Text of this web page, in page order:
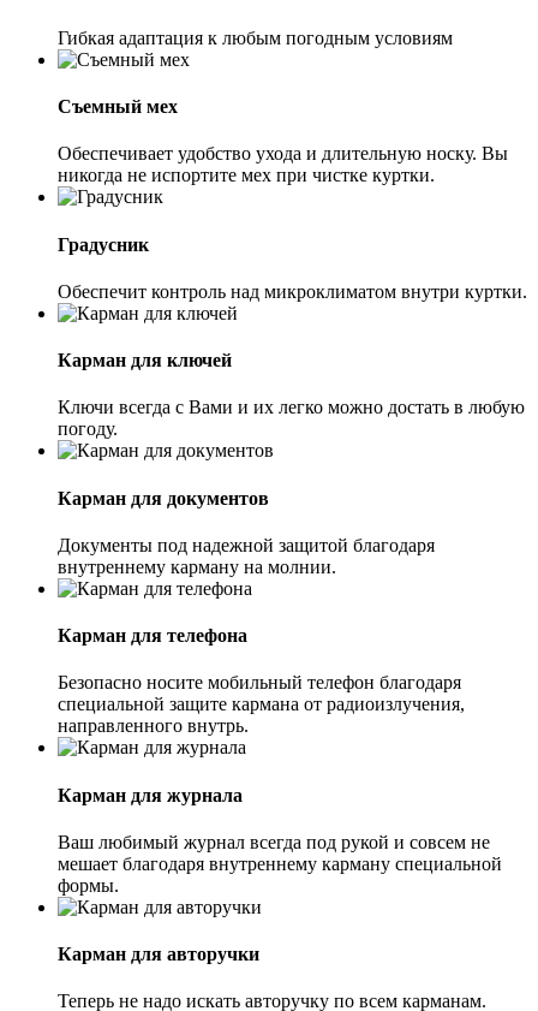
Гибкая адаптация к любым погодным условиям
Съемный мех
Обеспечивает удобство ухода и длительную носку. Вы
никогда не испортите мех при чистке куртки.
Градусник
Обеспечит контроль над микроклиматом внутри куртки.
Карман для ключей
Ключи всегда с Вами и их легко можно достать в любую
погоду.
Карман для документов
Документы под надежной защитой благодаря
внутреннему карману на молнии.
Карман для телефона
Безопасно носите мобильный телефон благодаря
специальной защите кармана от радиоизлучения,
направленного внутрь.
Карман для журнала
Ваш любимый журнал всегда под рукой и совсем не
мешает благодаря внутреннему карману специальной
формы.
Карман для авторучки
Теперь не надо искать авторучку по всем карманам.